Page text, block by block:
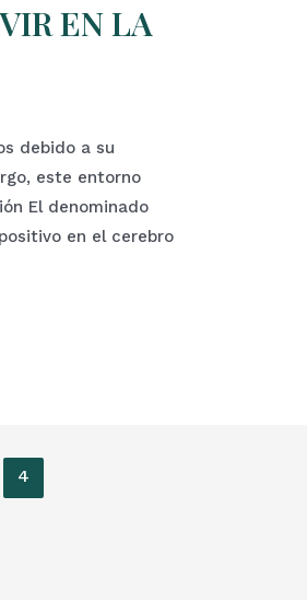
EN LA
debido a su
este entorno
El denominado
en el cerebro
4